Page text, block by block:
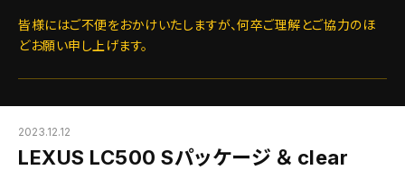
皆様にはご不便をおかけいたしますが、何卒ご理解とご協力のほ
どお願い申し上げます。
2023.12.12
LEXUS LC500 Sパッケージ ＆ clear